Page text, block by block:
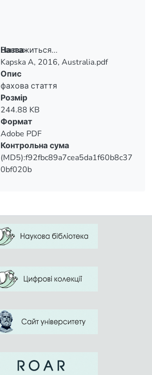
Вантажиться...
Вантажиться...
Назва
Kapska A, 2016, Australia.pdf
Опис
фахова стаття
Розмір
244.88 KB
Формат
Adobe PDF
Контрольна сума
(MD5):f92fbc89a7cea5da1f60b8c37
0bf020b